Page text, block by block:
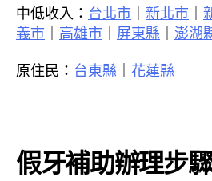
中低收入： 台北市 ｜ 新北市 ｜
義市 ｜ 高雄市 ｜ 屏東縣 ｜ 澎湖
原住民： 台東縣 ｜ 花蓮縣
假牙補助辦理步驟